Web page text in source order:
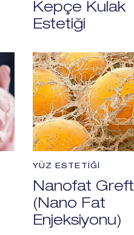
Kepçe Kulak
Estetiği
Nanofat Greft
(Nano Fat
Enjeksiyonu)
YÜZ ESTETIĞI